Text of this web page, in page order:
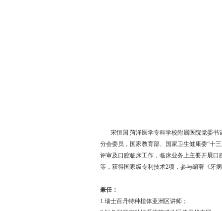
宋恒国 菏泽医学专科学校附属医院党委书
分会委员，国家教育部、国家卫生健康委“十
评审及口腔临床工作，临床业务上主要开展
等，获得国家级专利技术2项，参与编著《牙
兼任：
1.瑞士百丹特种植体亚洲区讲师；